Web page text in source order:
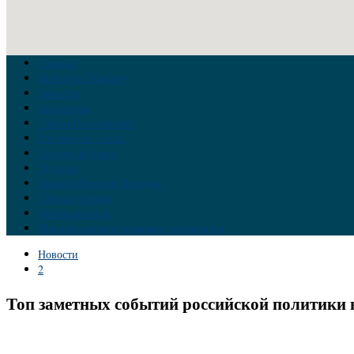
Главная
Война на Украине
Новости
Аналитика
Тайны Геополитики
Российские элиты
Теория заговора
Украина
Новый Мировой Порядок
Тайны истории
Обратная связь
Правила комментирования материалов
Новости
2
Топ заметных событий российской политики